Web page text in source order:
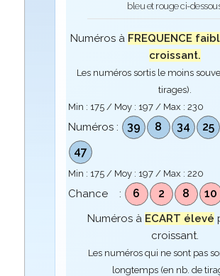
bleu et rouge ci-
Numéros à FREQUENCE
croissant.
Les numéros sortis le moins
tirages).
Min : 175/ Moy : 197/ Max : 230
Numéros : 39 8 34 25
47
Min : 175/ Moy : 197/ Max : 220
Chance : 6 2 8 10
Numéros à ECART élevé
croissant.
Les numéros qui ne sont pas
longtemps (en nb. de